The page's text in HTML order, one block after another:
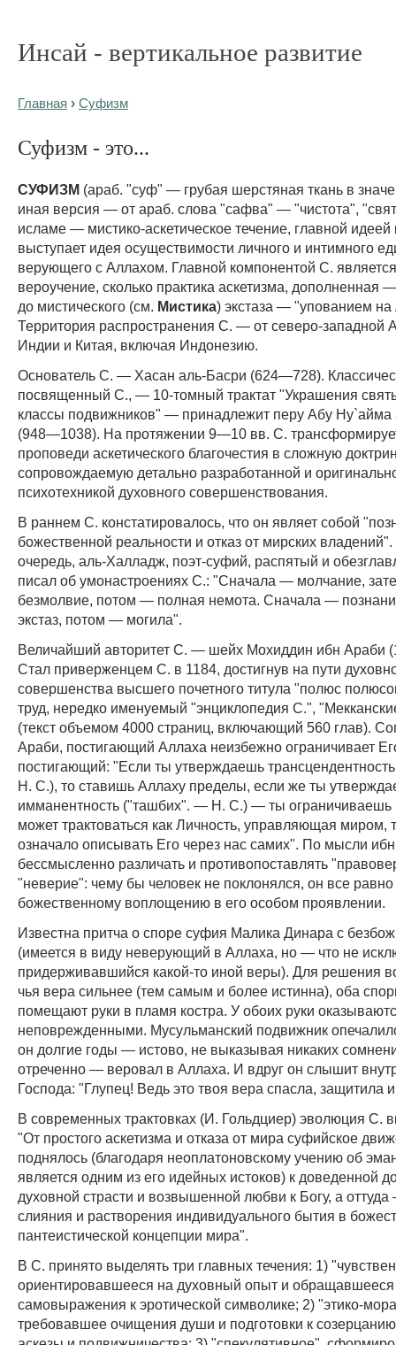
Инсай - вертикальное развитие
Главная › Суфизм
Суфизм - это...
СУФИЗМ (араб. "суф" — грубая шерстяная ткань в
иная версия — от араб. слова "сафва" — "чистота",
исламе — мистико-аскетическое течение, главной идеей
выступает идея осуществимости личного и интимного
верующего с Аллахом. Главной компонентой С.
вероучение, сколько практика аскетизма, дополненная
до мистического (см. Мистика) экстаза — "упованием
Территория распространения С. — от северо-западной
Индии и Китая, включая Индонезию.
Основатель С. — Хасан аль-Басри (624—728).
посвященный С., — 10-томный трактат "Украшения
классы подвижников" — принадлежит перу Абу
(948—1038). На протяжении 9—10 вв. С.
проповеди аскетического благочестия в сложную
сопровождаемую детально разработанной и
психотехникой духовного совершенствования.
В раннем С. констатировалось, что он являет собой
божественной реальности и отказ от мирских
очередь, аль-Халладж, поэт-суфий, распятый и
писал об умонастроениях С.: "Сначала — молчание,
безмолвие, потом — полная немота. Сначала —
экстаз, потом — могила".
Величайший авторитет С. — шейх Мохиддин ибн Араби
Стал приверженцем С. в 1184, достигнув на пути
совершенства высшего почетного титула "полюс
труд, нередко именуемый "энциклопедия С.",
(текст объемом 4000 страниц, включающий 560 глав).
Араби, постигающий Аллаха неизбежно ограничивает
постигающий: "Если ты утверждаешь
Н. С.), то ставишь Аллаху пределы, если же ты
имманентность ("ташбих". — Н. С.) — ты ограничиваешь
может трактоваться как Личность, управляющая миром,
означало описывать Его через нас самих". По мысли
бессмысленно различать и противопоставлять
"неверие": чему бы человек не поклонялся, он все равно
божественному воплощению в его особом проявлении.
Известна притча о споре суфия Малика Динара с
(имеется в виду неверующий в Аллаха, но — что не
придерживавшийся какой-то иной веры). Для решения
чья вера сильнее (тем самым и более истинна), оба
помещают руки в пламя костра. У обоих руки
неповрежденными. Мусульманский подвижник
он долгие годы — истово, не выказывая никаких
отреченно — веровал в Аллаха. И вдруг он слышит
Господа: "Глупец! Ведь это твоя вера спасла, защитила и
В современных трактовках (И. Гольдциер) эволюция С.
"От простого аскетизма и отказа от мира суфийское
поднялось (благодаря неоплатоновскому учению об
является одним из его идейных истоков) к доведенной
духовной страсти и возвышенной любви к Богу, а
слияния и растворения индивидуального бытия в
пантеистической концепции мира".
В С. принято выделять три главных течения: 1)
ориентировавшееся на духовный опыт и
самовыражения к эротической символике; 2) "этико-
требовавшее очищения души и подготовки к